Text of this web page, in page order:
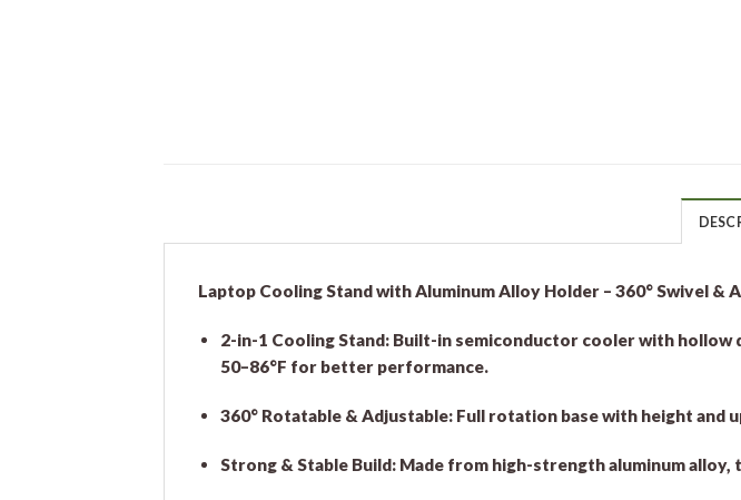
Laptop Cooling Stand with Aluminum Alloy Holder – 360° Swivel &
2-in-1 Cooling Stand: Built-in semiconductor cooler with
50–86°F for better performance.
360° Rotatable & Adjustable: Full rotation base with height
Strong & Stable Build: Made from high-strength aluminum